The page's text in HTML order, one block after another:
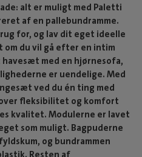
alt er muligt med Paletti
af en pallebundramme.
for, og lav dit eget ideelle
du vil gå efter en intim
med en hjørnesofa,
er uendelige. Med
ved du én ting med
fleksibilitet og komfort
kvalitet. Modulerne er lavet
som muligt. Bagpuderne
og bundrammen
Resten af